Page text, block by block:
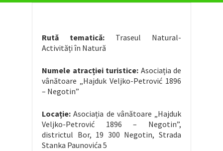
Rută tematică: Traseul Natural-
Activități în Natură
Numele atracției turistice: Asociația de
vânătoare „Hajduk Veljko-Petrović 1896
– Negotin”
Locație: Asociația de vânătoare „Hajduk
Veljko-Petrović 1896 – Negotin”,
districtul Bor, 19 300 Negotin, Strada
Stanka Paunovića 5